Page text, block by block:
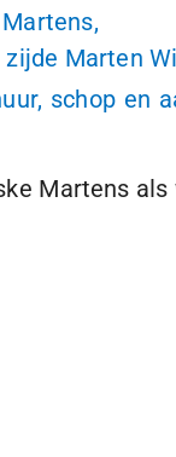
Marten
schop en
Martens